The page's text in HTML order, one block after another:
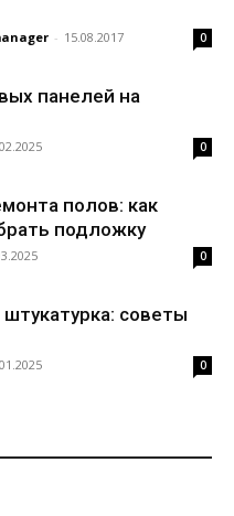
- 15.08.2017 0
панелей на
0
полов: как
подложку
0
советы
0